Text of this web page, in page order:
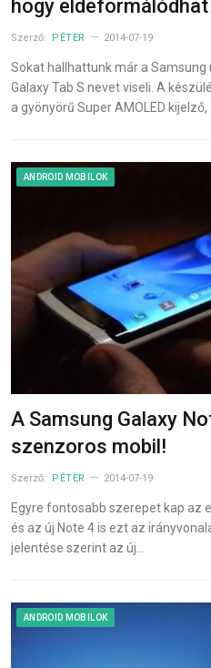
hogy
Szerző: PÉTER 2014-07-19
Sokat hallhattunk már a
Galaxy Tab S nevet viseli. A
a gyönyörű Super AMOLED
ANDROID MOBILOK
A Samsung Galaxy
szenzoros mobil!
Szerző: PÉTER 2014-07-19
Egyre fontosabb szerepet kap az
és az új Note 4 is ezt az
jelentése szerint az új…
ANDROID MOBILOK